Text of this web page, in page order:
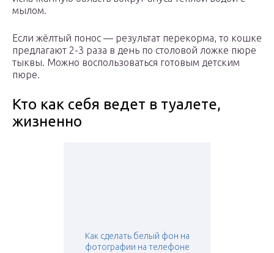
мылом.
Если жёлтый понос — результат перекорма, то кошке
предлагают 2-3 раза в день по столовой ложке пюре
тыквы. Можно воспользоваться готовым детским
пюре.
Кто как себя ведет в туалете,
жизненно
Как сделать белый фон на
фотографии на телефоне